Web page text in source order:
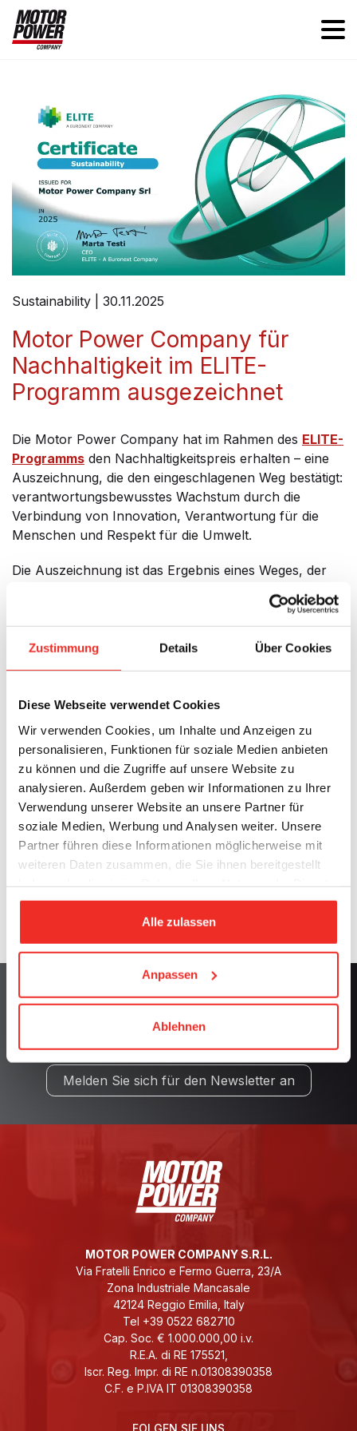
Zustimmung Details Über Cookies
Diese Webseite verwendet Cookies
Wir verwenden Cookies, um Inhalte und Anzeigen zu
personalisieren, Funktionen für soziale Medien anbieten
zu können und die Zugriffe auf unsere Website zu
analysieren. Außerdem geben wir Informationen zu Ihrer
Verwendung unserer Website an unsere Partner für
soziale Medien, Werbung und Analysen weiter. Unsere
Partner führen diese Informationen möglicherweise mit
weiteren Daten zusammen, die Sie ihnen bereitgestellt
gesammelt haben.
Alle zulassen
Anpassen
Ablehnen
Sustainability | 30.11.2025
Motor Power Company für
Nachhaltigkeit im ELITE-
Programm ausgezeichnet
Die Motor Power Company hat im Rahmen des ELITE-
Programms den Nachhaltigkeitspreis erhalten – eine
Auszeichnung, die den eingeschlagenen Weg bestätigt:
verantwortungsbewusstes Wachstum durch die
Verbindung von Innovation, Verantwortung für die
Menschen und Respekt für die Umwelt.
Die Auszeichnung ist das Ergebnis eines Weges, der
basiert und es dem Unternehmen ermöglicht hat:
den CO₂-Fußabdruck um 50 % zu reduzieren;
einen hoch energieeffizienten Unternehmenssitz
ESG-Prinzipien in das Governance-Modell zu
integrieren.
Ein gemeinsamer Erfolg, ermöglicht durch das tägliche
Engagement all jener, die an dieses Projekt glauben
und seine Energie antreiben.
Motor Power Company setzt damit ihren Weg zu
nachhaltigem Wachstum fort – getragen von
Verantwortung, Leidenschaft und Innovation.
Erhalten Sie aktuelle Informationen
über die letzten Neuheiten
Melden Sie sich für den Newsletter an
MOTOR POWER COMPANY S.R.L.
Via Fratelli Enrico e Fermo Guerra, 23/A
Zona Industriale Mancasale
42124 Reggio Emilia, Italy
Tel +39 0522 682710
Cap. Soc. € 1.000.000,00 i.v.
R.E.A. di RE 175521,
Iscr. Reg. Impr. di RE n.01308390358
C.F. e P.IVA IT 01308390358
FOLGEN SIE UNS